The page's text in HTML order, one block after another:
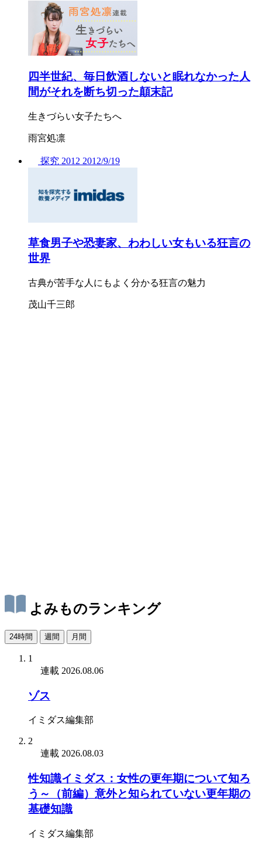
四半世紀、毎日飲酒しないと眠れなかった人
間がそれを断ち切った顛末記
生きづらい女子たちへ
雨宮処凛
探究 2012 2012/9/19
草食男子や恐妻家、わわしい女もいる狂言の
世界
古典が苦手な人にもよく分かる狂言の魅力
茂山千三郎
よみものランキング
24時間 週間 月間
1
連載 2026.08.06
ゾス
イミダス編集部
2
連載 2026.08.03
性知識イミダス：女性の更年期について知ろ
う～（前編）意外と知られていない更年期の
基礎知識
イミダス編集部